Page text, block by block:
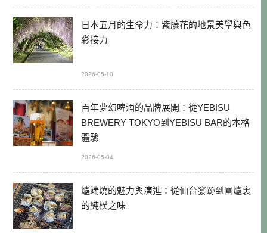
日本五月的生命力：紫藤花的地景美學與色
彩接力
2026-05-10
百年夢幻啤酒的品牌展開：從YEBISU
BREWERY TOKYO到YEBISU BAR的本格
體驗
2026-05-04
爐端燒的魅力與演進：從仙台發跡到圍爐裏
的純樸之味